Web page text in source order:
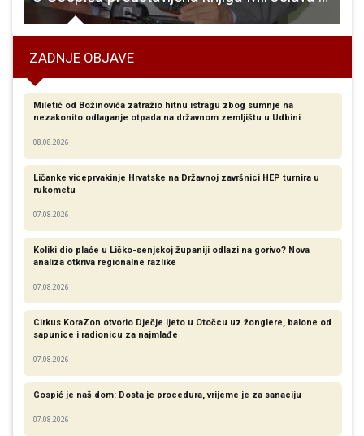
ZADNJE OBJAVE
Miletić od Božinovića zatražio hitnu istragu zbog sumnje na
nezakonito odlaganje otpada na državnom zemljištu u Udbini
08.08.2026
Ličanke viceprvakinje Hrvatske na Državnoj završnici HEP turnira u
rukometu
07.08.2026
Koliki dio plaće u Ličko-senjskoj županiji odlazi na gorivo? Nova
analiza otkriva regionalne razlike​
07.08.2026
Cirkus KoraZon otvorio Dječje ljeto u Otočcu uz žonglere, balone od
sapunice i radionicu za najmlađe
07.08.2026
Gospić je naš dom: Dosta je procedura, vrijeme je za sanaciju
07.08.2026